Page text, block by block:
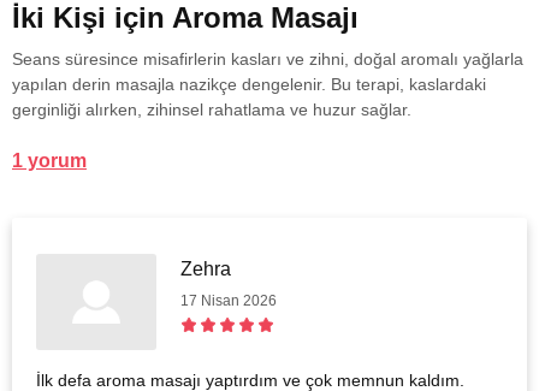
İki Kişi için Aroma Masajı
Seans süresince misafirlerin kasları ve zihni, doğal aromalı yağlarla
yapılan derin masajla nazikçe dengelenir. Bu terapi, kaslardaki
gerginliği alırken, zihinsel rahatlama ve huzur sağlar.
1 yorum
Zehra
17 Nisan 2026
İlk defa aroma masajı yaptırdım ve çok memnun kaldım.